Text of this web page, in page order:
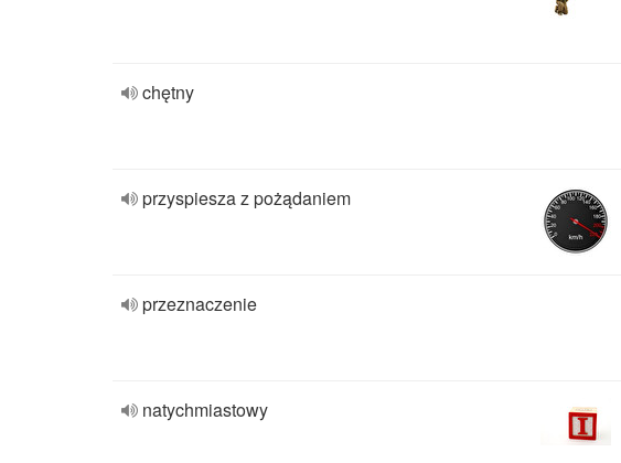
chętny
przyspiesza z pożądaniem
przeznaczenie
natychmiastowy